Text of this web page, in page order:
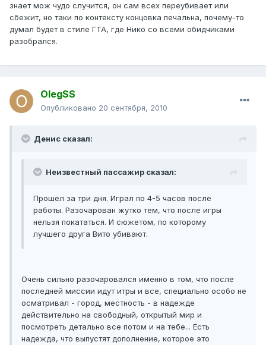
знает мож чудо случится, он сам всех переубивает или
сбежит, но таки по контексту концовка печальна, почему-то
думал будет в стиле ГТА, где Нико со всеми обидчиками
разобрался.
OlegSS
Опубликовано 20 сентября, 2010
Денис сказал:
Неизвестный пассажир сказал:
Прошёл за три дня. Играл по 4-5 часов после
работы. Разочарован жутко тем, что после игры
нельзя покататься. И сюжетом, по которому
лучшего друга Вито убивают.
Очень сильно разочаровался именно в том, что после
последней миссии идут итры и все, специально особо не
осматривал - город, местность - в надежде
действительно на свободный, открытый мир и
посмотреть детально все потом и на тебе... Есть
надежда, что выпустят дополнение, которое это